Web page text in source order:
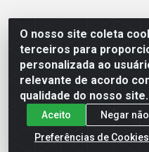
O nosso site coleta
terceiros para
personalizada ao
relevante de acordo
qualidade do nosso site.
Aceito
Negar
Preferências de Cookies
Atacamax Importadora de
101 - SUL, KM 79,60 GP E
Guararapes - PE, 54355-010